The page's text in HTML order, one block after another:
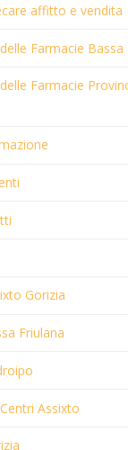
affitto e vendita
Farmacie Bassa
Farmacie
Gorizia
Friulana
Assixto